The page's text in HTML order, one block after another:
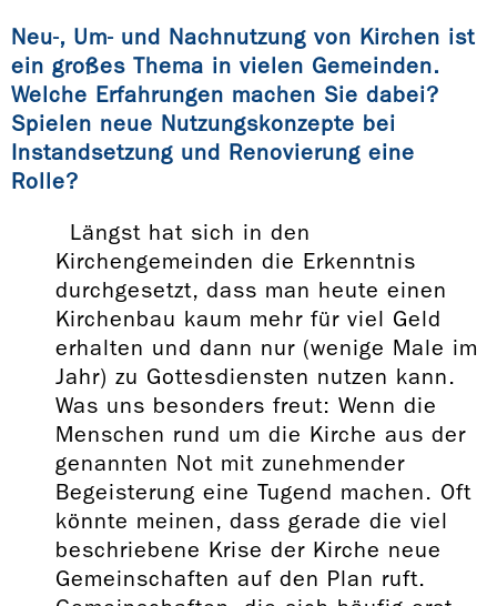
Neu-, Um- und Nachnutzung von Kirchen ist
ein großes Thema in vielen Gemeinden.
Welche Erfahrungen machen Sie dabei?
Spielen neue Nutzungskonzepte bei
Instandsetzung und Renovierung eine
Rolle?
Längst hat sich in den
Kirchengemeinden die Erkenntnis
durchgesetzt, dass man heute einen
Kirchenbau kaum mehr für viel Geld
erhalten und dann nur (wenige Male im
Jahr) zu Gottesdiensten nutzen kann.
Was uns besonders freut: Wenn die
Menschen rund um die Kirche aus der
genannten Not mit zunehmender
Begeisterung eine Tugend machen. Oft
könnte meinen, dass gerade die viel
beschriebene Krise der Kirche neue
Gemeinschaften auf den Plan ruft.